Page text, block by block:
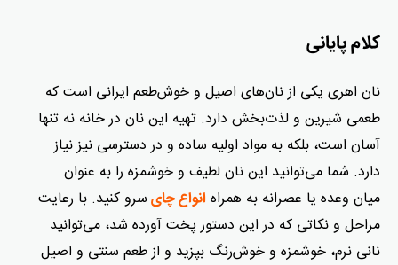
کلام پایانی
نان اهری یکی از نان‌های اصیل و خوش‌طعم ایرانی است که
طعمی شیرین و لذت‌بخش دارد. تهیه این نان در خانه نه‌ تنها
آسان است، بلکه به مواد اولیه ساده و در دسترسی نیز نیاز
دارد. شما می‌توانید این نان لطیف و خوشمزه را به عنوان
میان وعده یا عصرانه به همراه انواع چای سرو کنید. با رعایت
مراحل و نکاتی که در این دستور پخت آورده شد، می‌توانید
نانی نرم، خوشمزه و خوش‌رنگ بپزید و از طعم سنتی و اصیل